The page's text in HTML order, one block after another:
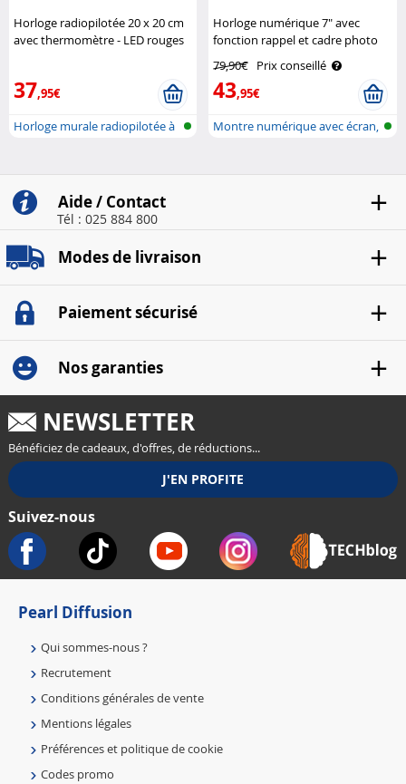
Horloge radiopilotée 20 x 20 cm
avec thermomètre - LED rouges
37,95€
Horloge murale radiopilotée à
Horloge numérique 7" avec
fonction rappel et cadre photo
79,90€ Prix conseillé
43,95€
Montre numérique avec écran,
Aide / Contact
Tél : 025 884 800
Modes de livraison
Paiement sécurisé
Nos garanties
NEWSLETTER
Bénéficiez de cadeaux, d'offres, de réductions...
Suivez-nous
Pearl Diffusion
Qui sommes-nous ?
Recrutement
Conditions générales de vente
Mentions légales
Préférences et politique de cookie
Codes promo